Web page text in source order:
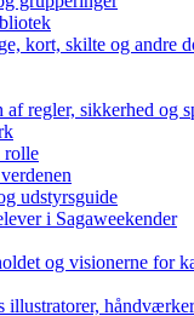
kort, skilte og andre
af regler, sikkerhed og
rolle
udstyrsguide
i Sagaweekender
og visionerne for
illustratorer,